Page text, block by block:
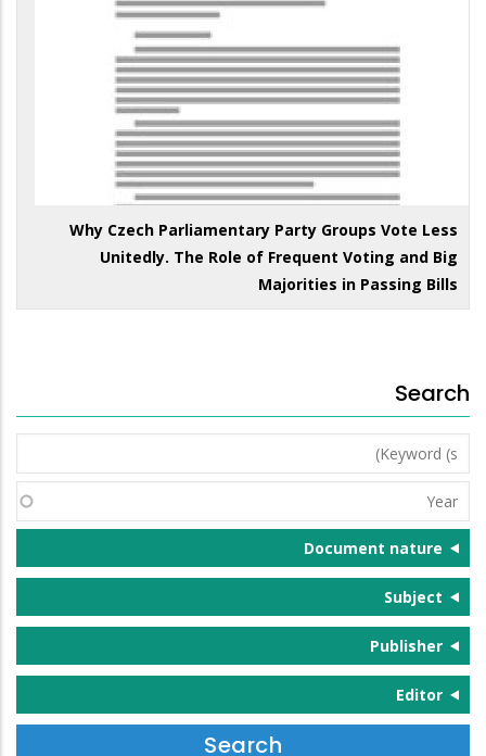
Why Czech Parliamentary Party Groups Vote Less
Unitedly. The Role of Frequent Voting and Big
Majorities in Passing Bills
Search
Keyword
(s)
Year
Document nature
Subject
Publisher
Editor